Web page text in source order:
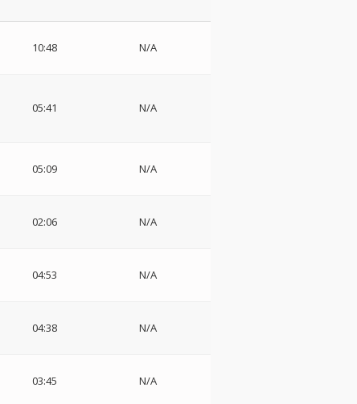
10:48 N/A
05:41 N/A
05:09 N/A
02:06 N/A
04:53 N/A
04:38 N/A
03:45 N/A